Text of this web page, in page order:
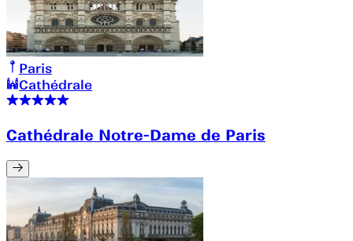
Paris
Cathédrale
Cathédrale Notre-Dame de Paris